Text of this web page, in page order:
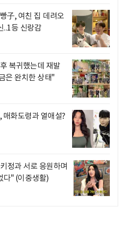
子, 여친 집 데려오
..1등 신랑감
복귀했는데 재발
은 완치한 상태"
매화도령과 열애설?
정과 서로 응원하며
다" (이중생활)